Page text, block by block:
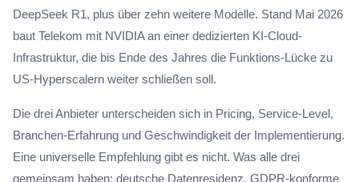
DeepSeek R1, plus über zehn weitere Modelle. Stand Mai 2026
baut Telekom mit NVIDIA an einer dedizierten KI-Cloud-
Infrastruktur, die bis Ende des Jahres die Funktions-Lücke zu
US-Hyperscalern weiter schließen soll.
Die drei Anbieter unterscheiden sich in Pricing, Service-Level,
Branchen-Erfahrung und Geschwindigkeit der Implementierung.
Eine universelle Empfehlung gibt es nicht. Was alle drei
gemeinsam haben: deutsche Datenresidenz, GDPR-konforme